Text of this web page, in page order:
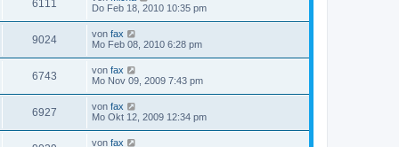
6111
Do Feb 18, 2010 10:35 pm
9024 von fax
Mo Feb 08, 2010 6:28 pm
6743 von fax
Mo Nov 09, 2009 7:43 pm
6927 von fax
Mo Okt 12, 2009 12:34 pm
von fax